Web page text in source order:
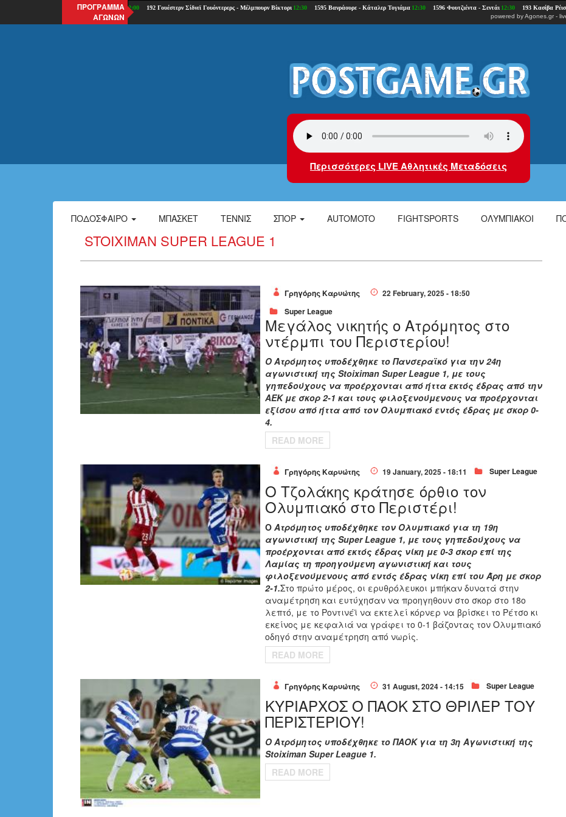
ΠΡΟΓΡΑΜΜΑ
ΑΓΩΝΩΝ
powered byAgones.gr-
Περισσότερες LIVE Αθλητικές Μεταδόσεις
ΠΟΔΌΣΦΑΙΡΟ ΜΠΆΣΚΕΤ ΤΈΝΝΙΣ ΣΠΟΡ AUTOMOTO FIGHTSPORTS ΟΛΥΜΠΙΑΚΟΙ
STOIXIMAN SUPER LEAGUE 1
Γρηγόρης Καρυώτης
22 February, 2025 - 18:50
Super League
Μεγάλος νικητής ο Ατρόμητος στο
ντέρμπι του Περιστερίου!
Ο Ατρόμητος υποδέχθηκε το Πανσεραϊκό για την 24η
αγωνιστική της Stoiximan Super League 1, με τους
γηπεδούχους να προέρχονται από ήττα εκτός έδρας από την
ΑΕΚ με σκορ 2-1 και τους φιλοξενούμενους να προέρχονται
εξίσου από ήττα από τον Ολυμπιακό εντός έδρας με σκορ 0-
4.
READ MORE
Γρηγόρης Καρυώτης 19 January, 2025 - 18:11 Super League
Ο Τζολάκης κράτησε όρθιο τον
Ολυμπιακό στο Περιστέρι!
ΟΑτρόμητος υποδέχθηκε τον Ολυμπιακό για τη 19η
αγωνιστική της Super League 1, με τους γηπεδούχους να
προέρχονται από εκτός έδρας νίκη με 0-3 σκορ επί της
Λαμίας τη προηγούμενη αγωνιστική και τους
φιλοξενούμενους από εντός έδρας νίκη επί του Άρη με σκορ
2-1.Στο πρώτο μέρος, οι ερυθρόλευκοι μπήκαν δυνατά στην
αναμέτρηση και ευτύχησαν να προηγηθουν στο σκορ στο 18ο
λεπτό, με το Ροντινέϊ να εκτελεί κόρνερ να βρίσκει το Ρέτσο κι
εκείνος με κεφαλιά να γράφει το 0-1 βάζοντας τον Ολυμπιακό
οδηγό στην αναμέτρηση από νωρίς.
READ MORE
Γρηγόρης Καρυώτης 31 August, 2024 - 14:15 Super League
ΚΥΡΙΑΡΧΟΣ Ο ΠΑΟΚ ΣΤΟ ΘΡΙΛΕΡ ΤΟΥ
ΠΕΡΙΣΤΕΡΙΟΥ!
Ο Ατρόμητος υποδέχθηκε το ΠΑΟΚ για τη 3η Αγωνιστική της
Stoiximan Super League 1.
READ MORE